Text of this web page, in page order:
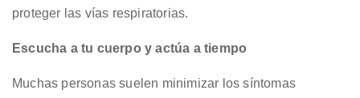
proteger las vías respiratorias.
Escucha a tu cuerpo y actúa a tiempo
Muchas personas suelen minimizar los síntomas